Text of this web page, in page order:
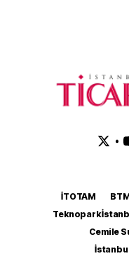
•
İTOTAM
Teknopark
Cemile